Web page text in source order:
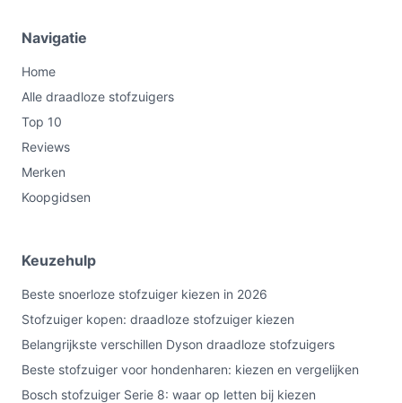
Navigatie
Home
Alle draadloze stofzuigers
Top 10
Reviews
Merken
Koopgidsen
Keuzehulp
Beste snoerloze stofzuiger kiezen in 2026
Stofzuiger kopen: draadloze stofzuiger kiezen
Belangrijkste verschillen Dyson draadloze stofzuigers
Beste stofzuiger voor hondenharen: kiezen en vergelijken
Bosch stofzuiger Serie 8: waar op letten bij kiezen